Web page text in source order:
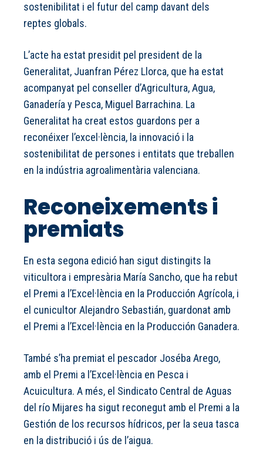
sostenibilitat i el futur del camp davant dels
reptes globals.
L’acte ha estat presidit pel president de la
Generalitat, Juanfran Pérez Llorca, que ha estat
acompanyat pel conseller d’Agricultura, Agua,
Ganadería y Pesca, Miguel Barrachina. La
Generalitat ha creat estos guardons per a
reconéixer l’excel·lència, la innovació i la
sostenibilitat de persones i entitats que treballen
en la indústria agroalimentària valenciana.
Reconeixements i
premiats
En esta segona edició han sigut distingits la
viticultora i empresària María Sancho, que ha rebut
el Premi a l’Excel·lència en la Producción Agrícola, i
el cunicultor Alejandro Sebastián, guardonat amb
el Premi a l’Excel·lència en la Producción Ganadera.
També s’ha premiat el pescador Joséba Arego,
amb el Premi a l’Excel·lència en Pesca i
Acuicultura. A més, el Sindicato Central de Aguas
del río Mijares ha sigut reconegut amb el Premi a la
Gestión de los recursos hídricos, per la seua tasca
en la distribució i ús de l’aigua.